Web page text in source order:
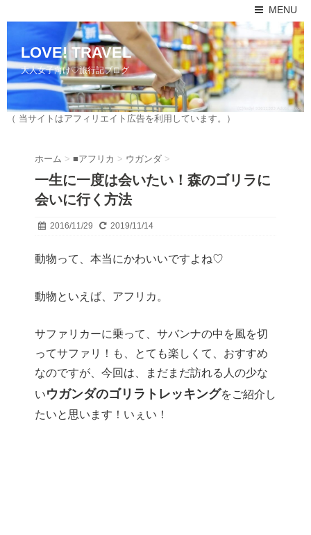
MENU
LOVE! TRAVEL
大人女子向け♡旅行記ブログ
（ 当サイトはアフィリエイト広告を利用しています。）
ホーム > ■アフリカ > ウガンダ >
一生に一度は会いたい！森のゴリラに
会いに行く方法
2016/11/29 2019/11/14
動物って、本当にかわいいですよね♡
動物といえば、アフリカ。
サファリカーに乗って、サバンナの中を風を切
ってサファリ！も、とても楽しくて、おすすめ
なのですが、今回は、まだまだ訪れる人の少な
いウガンダのゴリラトレッキングをご紹介し
たいと思います！いぇい！